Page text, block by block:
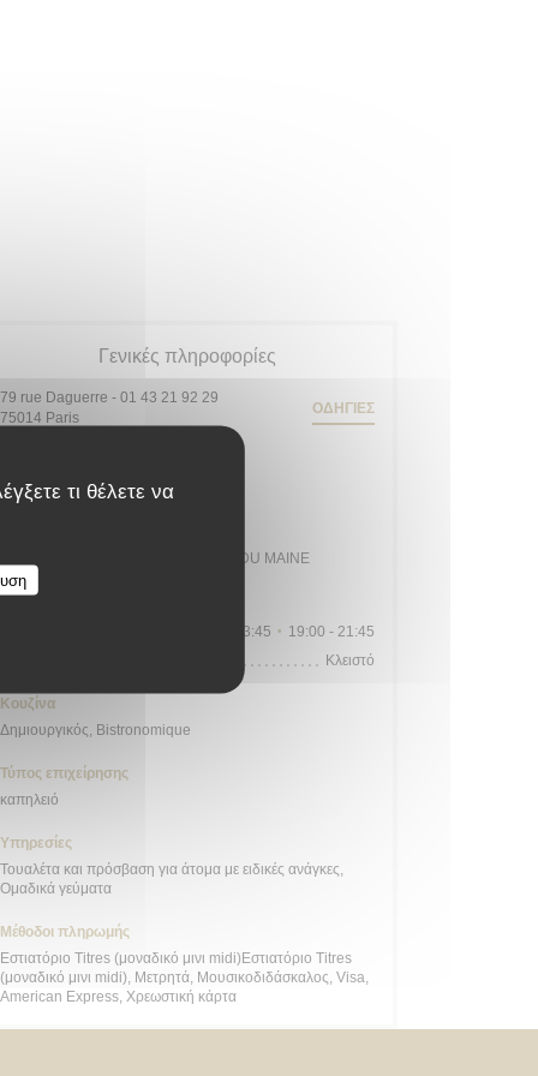
τι θέλετε να
Γενικές πληροφορίες
79 rue Daguerre - 01 43 21 92 29
75014 Paris((ανοίγει σε νέο παράθυρο))
ΟΔΗΓΊΕΣ
Gaîté
Station n° 14103 132 / 136 AVENUE DU MAINE
09:00 - 13:45 •
19:00 - 21:45
Κλειστό
Κουζίνα
Δημιουργικός, Bistronomique
Τύπος επιχείρησης
καπηλειό
Υπηρεσίες
Τουαλέτα και πρόσβαση για άτομα με ειδικές ανάγκες,
Ομαδικά γεύματα
Μέθοδοι πληρωμής
Εστιατόριο Titres (μοναδικό μινι midi)Εστιατόριο Titres
(μοναδικό μινι midi), Μετρητά, Μουσικοδιδάσκαλος, Visa,
American Express, Χρεωστική κάρτα